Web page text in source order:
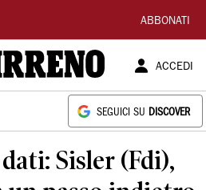
ABBONATI
ACCEDI
SEGUICI SU DISCOVER
Sisler (Fdi),